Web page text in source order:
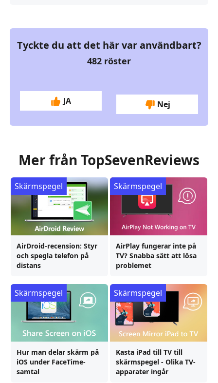
Tyckte du att det här var användbart?
482 röster
JA Nej
Mer från TopSevenReviews
AirDroid-recension: Styr
och spegla telefon på
distans
Skärmspegel
AirPlay fungerar inte på
TV? Snabba sätt att lösa
problemet
Skärmspegel
Hur man delar skärm på
iOS under FaceTime-
samtal
Skärmspegel
Kasta iPad till TV till
skärmspegel - Olika TV-
apparater ingår
Skärmspegel